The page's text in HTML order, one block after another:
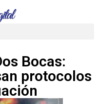
Bocas:
protocolos